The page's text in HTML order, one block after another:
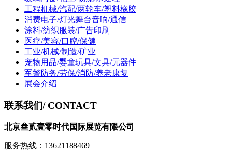
工程机械/汽配/两轮车/塑料橡胶
消费电子/灯光舞台音响/通信
涂料/纺织服装/广告印刷
医疗/美容/口腔/保健
工业/机械/制造/矿业
宠物用品/婴童玩具/文具/元器件
军警防务/劳保/消防/养老康复
展会介绍
联系我们/ CONTACT
北京叁贰壹零时代国际展览有限公司
服务热线：13621188469